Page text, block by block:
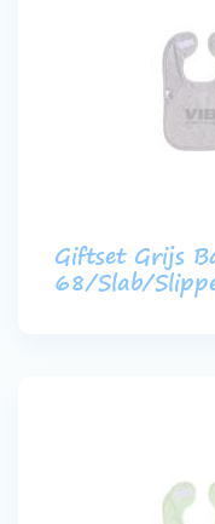
Giftset Grijs
68/Slab/